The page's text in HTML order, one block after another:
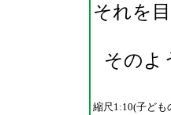
それを
そのよ
縮尺1:10(子ども